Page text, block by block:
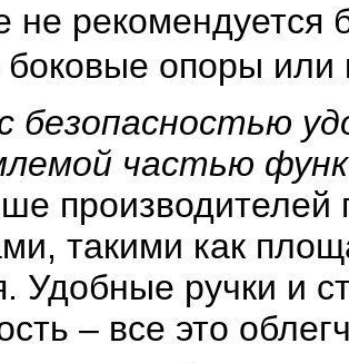
не рекомендуется
боковые опоры или
безопасностью
частью
такими как
Удобные ручки и
– все это